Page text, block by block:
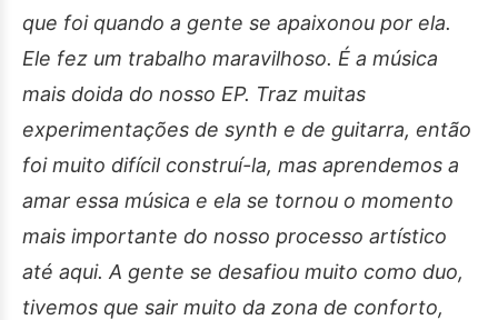
que foi quando a gente se apaixonou por ela.
Ele fez um trabalho maravilhoso. É a música
mais doida do nosso EP. Traz muitas
experimentações de synth e de guitarra, então
foi muito difícil construí-la, mas aprendemos a
amar essa música e ela se tornou o momento
mais importante do nosso processo artístico
até aqui. A gente se desafiou muito como duo,
tivemos que sair muito da zona de conforto,